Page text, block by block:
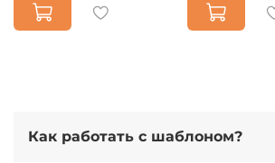
Как работать с шаблоном?